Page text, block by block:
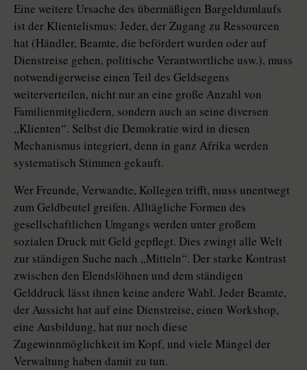
Eine weitere Ursache des übermäßigen Bargeldumlaufs
ist der Klientelismus: Jeder, der Zugang zu Ressourcen
hat (Händler, Beamte, die befördert wurden oder auf
Dienstreise gehen, politische Verantwortliche usw.), muss
notwendigerweise einen Teil des Geldsegens
weiterverteilen, nicht nur an eine große Anzahl von
Familienmitgliedern, sondern auch an seine diversen
„Klienten“. Selbst die Demokratie wird in diesen
Mechanismus integriert, denn in ganz Afrika werden
systematisch Stimmen gekauft.
Wer Freunde, Verwandte, Kollegen trifft, muss unentwegt
zum Geldbeutel greifen. Alltägliche Formen des
gesellschaftlichen Umgangs werden unter großem
sozialen Druck mit Geld gepflegt. Dies zwingt alle Welt
zur ständigen Suche nach „Mitteln“. Der starke Kontrast
zwischen den Elendslöhnen und dem ständigen
Gelddruck lässt ihnen keine andere Wahl. Jeder Beamte,
der Aussicht hat auf eine Dienstreise, einen Workshop,
eine Ausbildung, hat nur noch diese
Zugewinnmöglichkeit im Kopf, und viele Mängel der
Verwaltung haben damit zu tun.